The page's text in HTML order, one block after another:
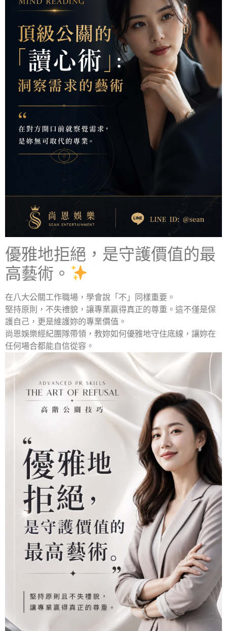
優雅地拒絕，是守護價值的最
高藝術。
在八大公關工作職場，學會說「不」同樣重要。
堅持原則，不失禮貌，讓專業贏得真正的尊重。這不僅是保
護自己，更是維護妳的專業價值。
尚恩娛樂經紀團隊帶領，教妳如何優雅地守住底線，讓妳在
任何場合都能自信從容。